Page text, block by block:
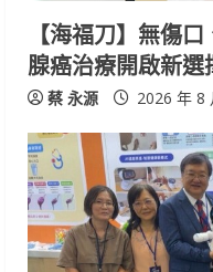
n
g
【海福刀】無傷
腺癌治療開啟新選
蔡 永源 2026 年 8